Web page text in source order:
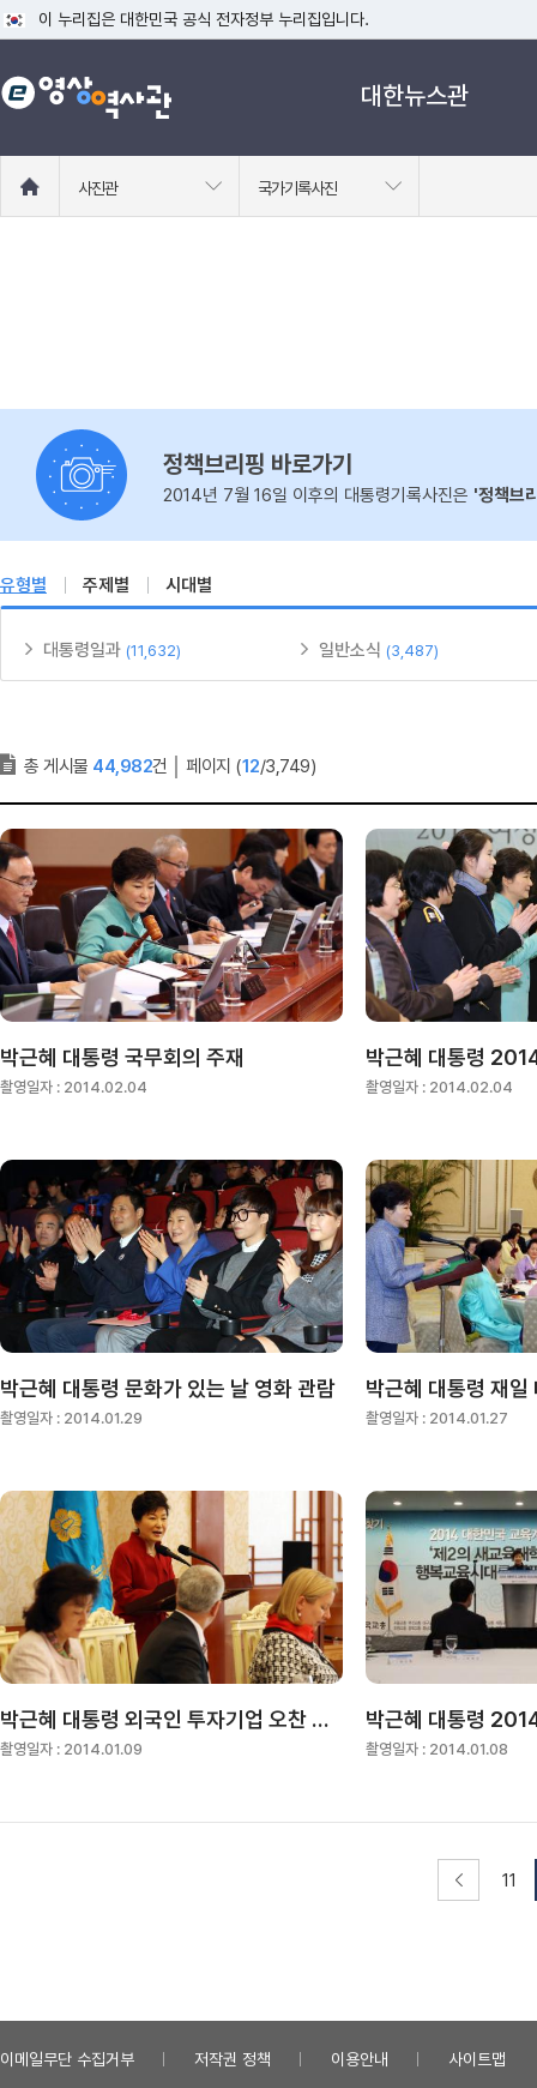
이 누리집은 대한민국 공식 전자정부 누리집입니다.
공식 누리집 주소 확인하기
go.kr 주소를 사용하는 누리집은 대한민국 정부기관이 관리하는 누리집입니
대한뉴스관
로
사진관 국가기록사진
정책브리핑 바로가기
2014년 7월 16일 이후의 대통령기록사진은 '정책브
유형별 주제별 시대별
대통령일과 (11,632) 일반소식 (3,487)
총 게시물 44,982건 페이지 (12/3,749)
박근혜 대통령 국무회의 주재
촬영일자 : 2014.02.04 촬영일자 : 2014.02.04
박근혜 대통령 문화가 있는 날 영화 관람
촬영일자 : 2014.01.29 촬영일자 : 2014.01.27
박근혜 대통령 외국인 투자기업 오찬 간담회
촬영일자 : 2014.01.09 촬영일자 : 2014.01.08
11
이메일무단 수집거부 저작권 정책 이용안내 사이트맵